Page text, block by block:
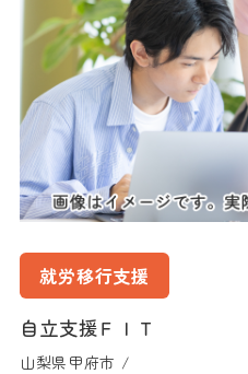
就労移行支援
自立支援ＦＩＴ
山梨県甲府市 /